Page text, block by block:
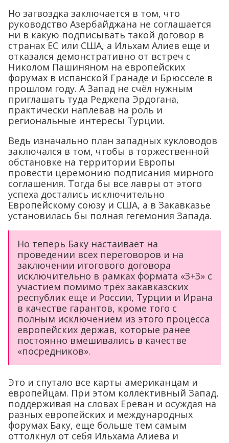
Но загвоздка заключается в том, что
руководство Азербайджана не соглашается
ни в какую подписывать такой договор в
странах ЕС или США, а Ильхам Алиев еще и
отказался демонстративно от встреч с
Николом Пашиняном на европейских
форумах в испанской Гранаде и Брюсселе в
прошлом году. А Запад не счёл нужным
приглашать туда Реджепа Эрдогана,
практически наплевав на роль и
региональные интересы Турции.
Ведь изначально план западных кукловодов
заключался в том, чтобы в торжественной
обстановке на территории Европы
провести церемонию подписания мирного
соглашения. Тогда бы все лавры от этого
успеха достались исключительно
Европейскому союзу и США, а в Закавказье
установилась бы полная гегемония Запада.
Но теперь Баку настаивает на
проведении всех переговоров и на
заключении итогового договора
исключительно в рамках формата «3+3» с
участием помимо трёх закавказских
республик еще и России, Турции и Ирана
в качестве гарантов, кроме того с
полным исключением из этого процесса
европейских держав, которые ранее
постоянно вмешивались в качестве
«посредников».
Это и спутало все карты американцам и
европейцам. При этом коллективный Запад,
поддерживая на словах Ереван и осуждая на
разных европейских и международных
форумах Баку, еще больше тем самым
оттолкнул от себя Ильхама Алиева и